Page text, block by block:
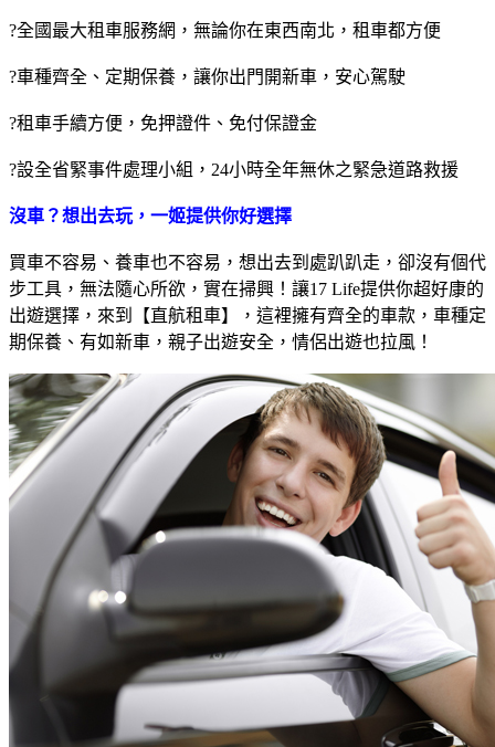
?全國最大租車服務網，無論你在東西南北，租車都方便
?車種齊全、定期保養，讓你出門開新車，安心駕駛
?租車手續方便，免押證件、免付保證金
?設全省緊事件處理小組，24小時全年無休之緊急道路救援
沒車？想出去玩，一姬提供你好選擇
買車不容易、養車也不容易，想出去到處趴趴走，卻沒有個代
步工具，無法隨心所欲，實在掃興！讓17 Life提供你超好康的
出遊選擇，來到【直航租車】，這裡擁有齊全的車款，車種定
期保養、有如新車，親子出遊安全，情侶出遊也拉風！